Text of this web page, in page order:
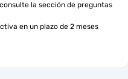
la sección de preguntas
en un plazo de 2 meses